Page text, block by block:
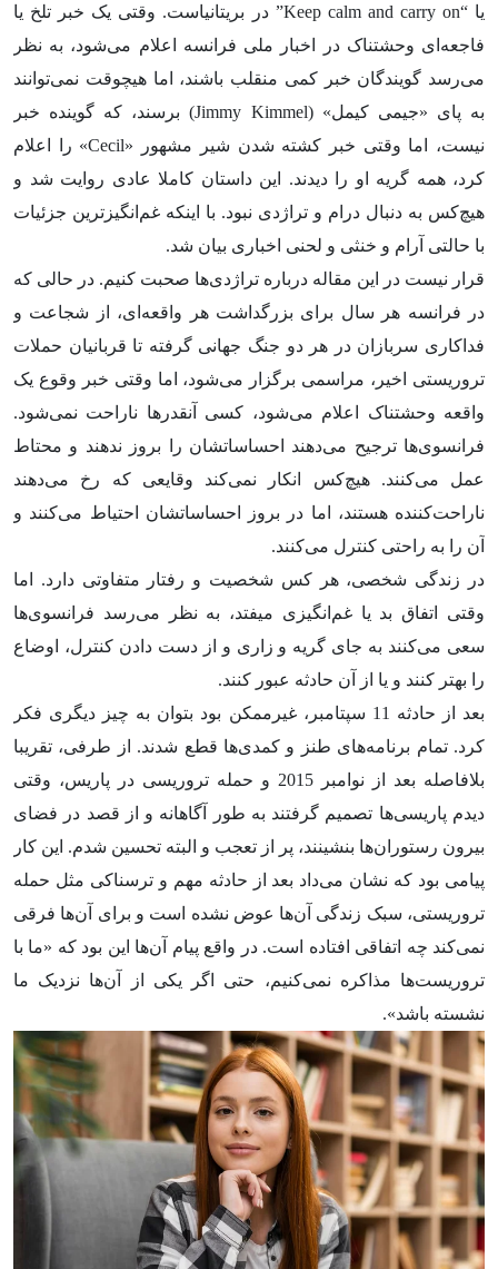
یا “Keep calm and carry on” در بریتانیاست. وقتی یک خبر تلخ یا
فاجعه‌ای وحشتناک در اخبار ملی فرانسه اعلام می‌شود، به نظر
می‌رسد گویندگان خبر کمی منقلب باشند، اما هیچوقت نمی‌توانند
به پای «جیمی کیمل» (Jimmy Kimmel) برسند، که گوینده خبر
نیست، اما وقتی خبر کشته شدن شیر مشهور «Cecil» را اعلام
کرد، همه گریه او را دیدند. این داستان کاملا عادی روایت شد و
هیچ‌کس به دنبال درام و تراژدی نبود. با اینکه غم‌انگیزترین جزئیات
با حالتی آرام و خنثی و لحنی اخباری بیان شد.
قرار نیست در این مقاله درباره تراژدی‌ها صحبت کنیم. در حالی که
در فرانسه هر سال برای بزرگداشت هر واقعه‌ای، از شجاعت و
فداکاری سربازان در هر دو جنگ جهانی گرفته تا قربانیان حملات
تروریستی اخیر، مراسمی برگزار می‌شود، اما وقتی خبر وقوع یک
واقعه وحشتناک اعلام می‌شود، کسی آنقدرها ناراحت نمی‌شود.
فرانسوی‌ها ترجیح می‌دهند احساساتشان را بروز ندهند و محتاط
عمل می‌کنند. هیچ‌کس انکار نمی‌کند وقایعی که رخ می‌دهند
ناراحت‌کننده هستند، اما در بروز احساساتشان احتیاط می‌کنند و
آن را به راحتی کنترل می‌کنند.
در زندگی شخصی، هر کس شخصیت و رفتار متفاوتی دارد. اما
وقتی اتفاق بد یا غم‌انگیزی میفتد، به نظر می‌رسد فرانسوی‌ها
سعی می‌کنند به جای گریه و زاری و از دست دادن کنترل، اوضاع
را بهتر کنند و یا از آن حادثه عبور کنند.
بعد از حادثه 11 سپتامبر، غیرممکن بود بتوان به چیز دیگری فکر
کرد. تمام برنامه‌های طنز و کمدی‌ها قطع شدند. از طرفی، تقریبا
بلافاصله بعد از نوامبر 2015 و حمله تروریسی در پاریس، وقتی
دیدم پاریسی‌ها تصمیم گرفتند به طور آگاهانه و از قصد در فضای
بیرون رستوران‌ها بنشینند، پر از تعجب و البته تحسین شدم. این کار
پیامی بود که نشان می‌داد بعد از حادثه مهم و ترسناکی مثل حمله
تروریستی، سبک زندگی آن‌ها عوض نشده است و برای آن‌ها فرقی
نمی‌کند چه اتفاقی افتاده است. در واقع پیام آن‌ها این بود که «ما با
تروریست‌ها مذاکره نمی‌کنیم، حتی اگر یکی از آن‌ها نزدیک ما
نشسته باشد».